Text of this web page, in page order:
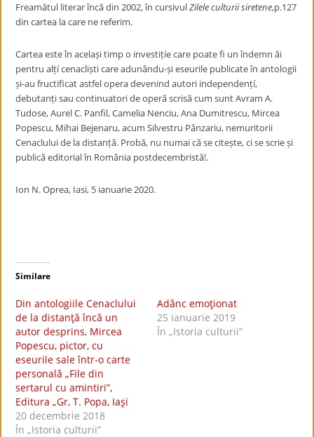
Freamătul literar încă din 2002, în cursivulZilele culturii siretene,p.127
din cartea la care ne referim.
Cartea este în același timp o investițíe care poate fi un îndemn ăi
pentru alțí cenacliști care adunându-și eseurile publicate în antologii
și-au fructificat astfel opera devenind autori independențí,
debutanți sau continuatori de operă scrisă cum sunt Avram A.
Tudose, Aurel C. Panfil, Camelia Nenciu, Ana Dumitrescu, Mircea
Popescu, Mihai Bejenaru, acum Silvestru Pânzariu, nemuritorii
Cenaclului de la distanță. Probă, nu numai că se citește, ci se scrie și
publică editorial în România postdecembristă!.
Ion N. Oprea, Iasi, 5 ianuarie 2020.
Similare
Din antologiile Cenaclului
de la distanţă încă un
autor desprins, Mircea
Popescu, pictor, cu
eseurile sale într-o carte
personală „File din
sertarul cu amintiri”,
Editura „Gr, T. Popa, Iaşi
20 decembrie 2018
În „Istoria culturii”
Adânc emoţionat
25 ianuarie 2019
În „Istoria culturii”